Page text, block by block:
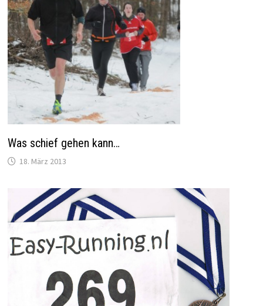
Was schief gehen kann…
18. März 2013